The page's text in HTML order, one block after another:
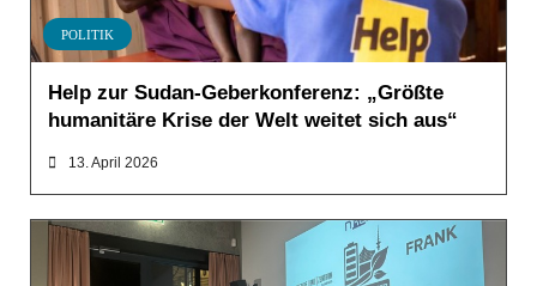
POLITIK
Help zur Sudan-Geberkonferenz: „Größte
humanitäre Krise der Welt weitet sich aus“
13. April 2026